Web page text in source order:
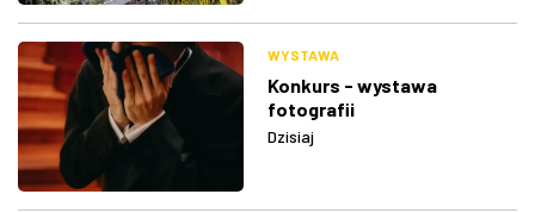
WYSTAWA
Konkurs - wystawa
fotografii
Dzisiaj